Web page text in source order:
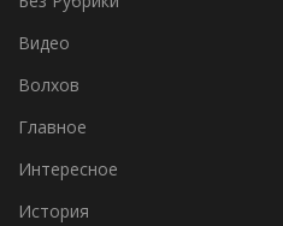
Видео
Волхов
Главное
Интересное
История